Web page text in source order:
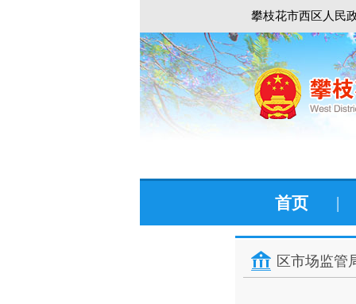
攀枝花市西区人民
首页 |
区市场监管